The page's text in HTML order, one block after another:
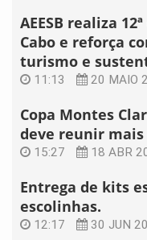
AEESB realiza
Cabo e reforça
turismo e
11:13 20 MAIO
Copa Montes
deve reunir mais
15:27 18 ABR
Entrega de kits
escolinhas.
12:17 30 JUN